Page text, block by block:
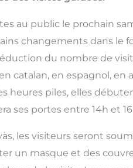
au public le prochain
changements dans
du nombre de
catalan, en espagnol, en
heures piles, elles
ses portes entre 14h et
les visiteurs seront
un masque et des